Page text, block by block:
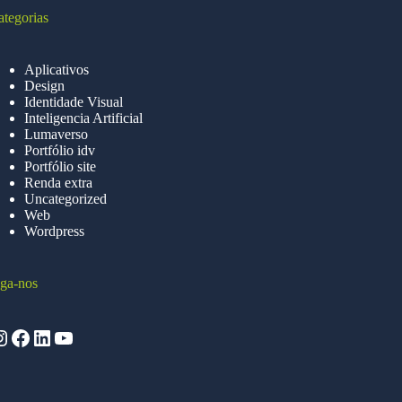
Aplicativos
Design
Identidade Visual
Inteligencia Artificial
Lumaverso
Portfólio idv
Portfólio site
Renda extra
Uncategorized
Web
Wordpress
nos